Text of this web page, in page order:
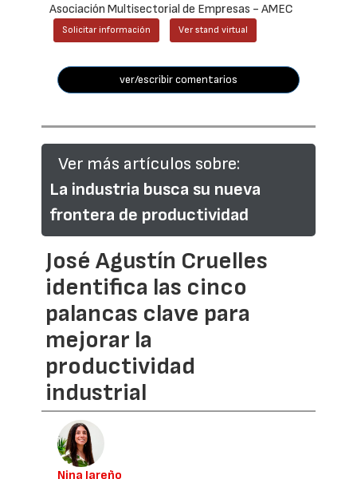
Asociación Multisectorial de Empresas - AMEC
Solicitar información Ver stand virtual
ver/escribir comentarios
Ver más artículos sobre:
La industria busca su nueva
frontera de productividad
José Agustín Cruelles
identifica las cinco
palancas clave para
mejorar la
productividad
industrial
Nina Jareño